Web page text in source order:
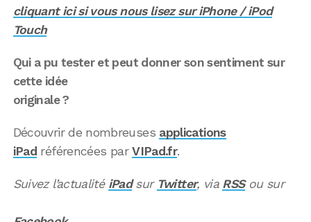
cliquant ici si vous nous lisez sur iPhone / iPod
Touch
Qui a pu tester et peut donner son sentiment sur
cette idée
originale ?
Découvrir de nombreuses applications
iPad référencées parVIPad.fr.
Suivez l’actualité iPadsur Twitter, via RSSou sur